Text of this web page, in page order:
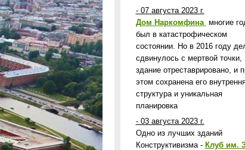
- 07 августа 2023 г.
Дом Наркомфина многие
был в катастрофическом
состоянии. Но в 2016 году
сдвинулось с мертвой точки,
здание отреставрировано, и
этом сохранена его
структура и уникальная
планировка
- 03 августа 2023 г.
Одно из лучших зданий
Конструктивизма - Клуб им.